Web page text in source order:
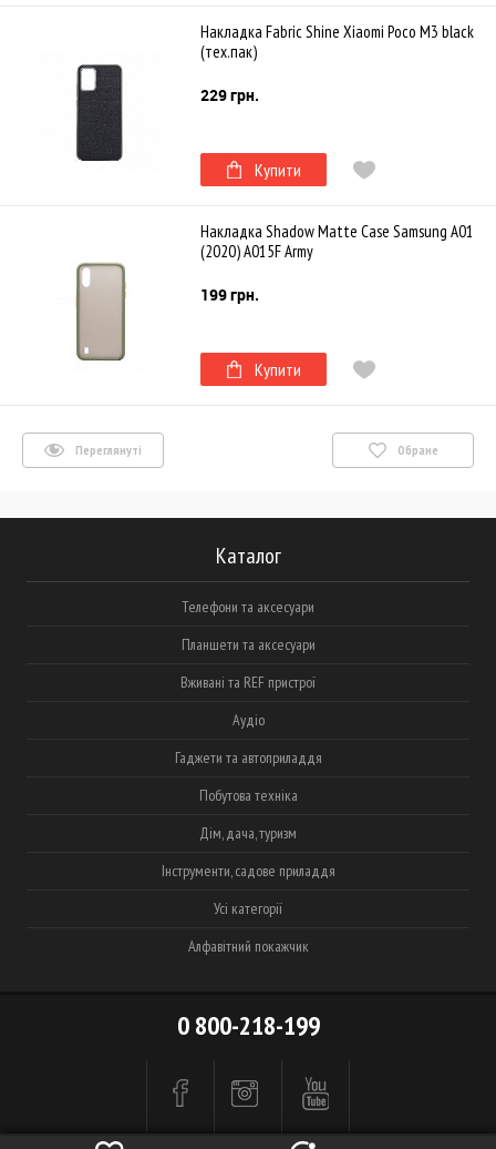
Накладка Fabric Shine Xiaomi Poco M3 black
(тех.пак)
229 грн.
Купити
Накладка Shadow Matte Case Samsung A01
(2020) A015F Army
199 грн.
Купити
Переглянуті Обране
Каталог
Телефони та аксесуари
Планшети та аксесуари
Вживані та REF пристрої
Аудіо
Гаджети та автоприладдя
Побутова техніка
Дім, дача, туризм
Інструменти, садове приладдя
Усі категорії
Алфавітний покажчик
0 800-218-199